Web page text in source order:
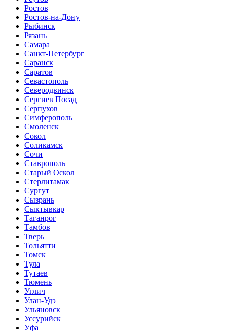
Ростов
Ростов-на-Дону
Рыбинск
Рязань
Самара
Санкт-Петербург
Саранск
Саратов
Севастополь
Северодвинск
Сергиев Посад
Серпухов
Симферополь
Смоленск
Сокол
Соликамск
Сочи
Ставрополь
Старый Оскол
Стерлитамак
Сургут
Сызрань
Сыктывкар
Таганрог
Тамбов
Тверь
Тольятти
Томск
Тула
Тутаев
Тюмень
Углич
Улан-Удэ
Ульяновск
Уссурийск
Уфа